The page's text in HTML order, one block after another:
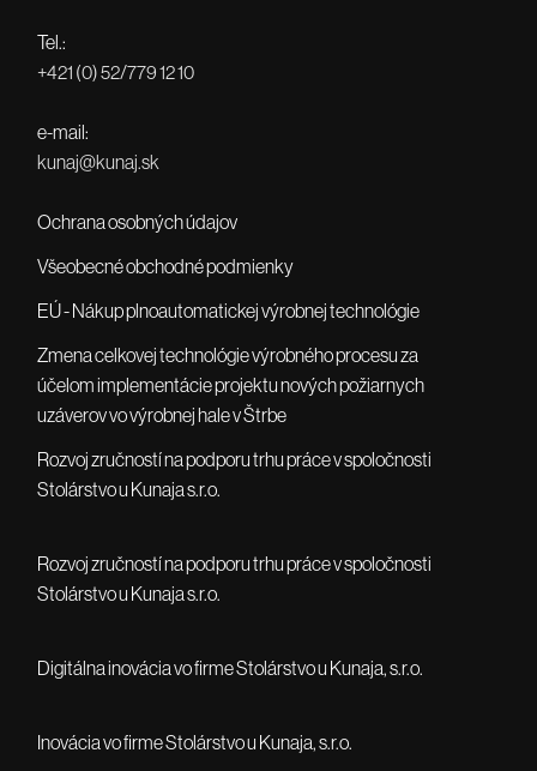
Tel.:
+421 (0) 52/779 12 10
e-mail:
kunaj@kunaj.sk
Ochrana osobných údajov
Všeobecné obchodné podmienky
EÚ - Nákup plnoautomatickej výrobnej technológie
Zmena celkovej technológie výrobného procesu za
účelom implementácie projektu nových požiarnych
uzáverov vo výrobnej hale v Štrbe
Rozvoj zručností na podporu trhu práce v spoločnosti
Stolárstvo u Kunaja s.r.o.
Rozvoj zručností na podporu trhu práce v spoločnosti
Stolárstvo u Kunaja s.r.o.
Digitálna inovácia vo firme Stolárstvo u Kunaja, s.r.o.
Inovácia vo firme Stolárstvo u Kunaja, s.r.o.